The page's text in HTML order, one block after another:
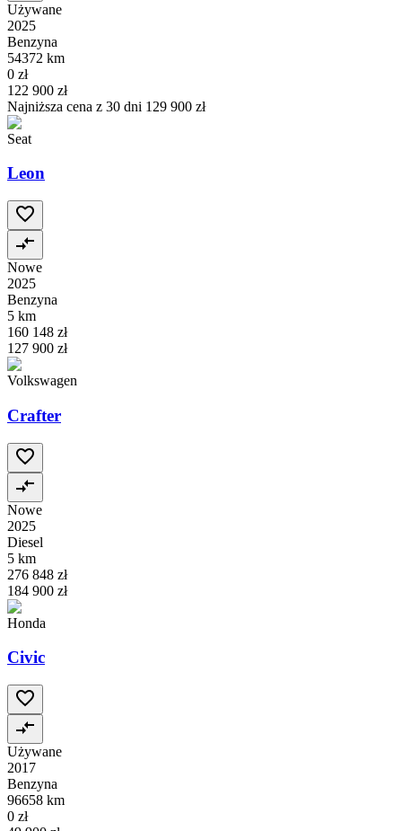
Używane
2025
Benzyna
54372 km
0 zł
122 900 zł
Najniższa cena z 30 dni 129 900 zł
Seat
Leon
Nowe
2025
Benzyna
5 km
160 148 zł
127 900 zł
Volkswagen
Crafter
Nowe
2025
Diesel
5 km
276 848 zł
184 900 zł
Honda
Civic
Używane
2017
Benzyna
96658 km
0 zł